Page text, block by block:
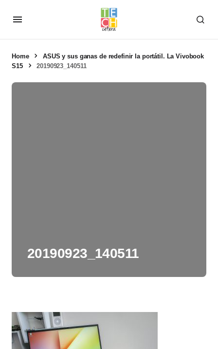
Home
ASUS y sus ganas de redefinir la portátil. La Vivobook
S15
20190923_140511
20190923_140511